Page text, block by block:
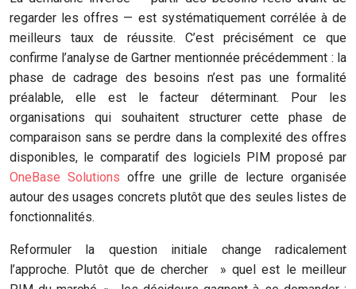
regarder les offres — est systématiquement corrélée à de
meilleurs taux de réussite. C’est précisément ce que
confirme l’analyse de Gartner mentionnée précédemment : la
phase de cadrage des besoins n’est pas une formalité
préalable, elle est le facteur déterminant. Pour les
organisations qui souhaitent structurer cette phase de
comparaison sans se perdre dans la complexité des offres
disponibles, le comparatif des logiciels PIM proposé par
OneBase Solutions offre une grille de lecture organisée
autour des usages concrets plutôt que des seules listes de
fonctionnalités.
Reformuler la question initiale change radicalement
l’approche. Plutôt que de chercher » quel est le meilleur